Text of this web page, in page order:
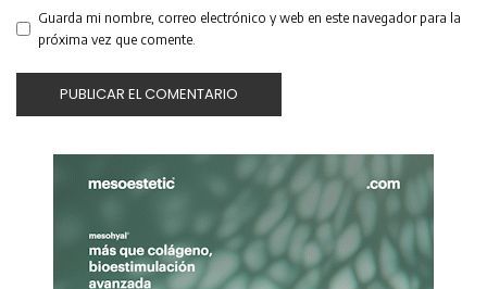
Guarda mi nombre, correo electrónico y web en este navegador para la
próxima vez que comente.